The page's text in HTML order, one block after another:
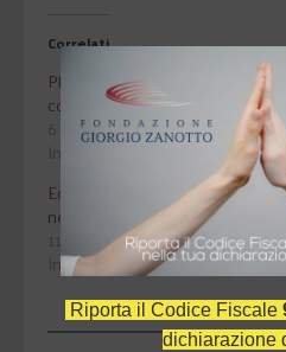
Correlati
Plusdotazione: lavori in
corso
6 Maggio 2014
In "Convegni"
30
In
Economia della virtù, virtù
nell'economia
11 Febbraio 2015
In "Attualità"
Riporta il Codice Fiscale
dichiarazione